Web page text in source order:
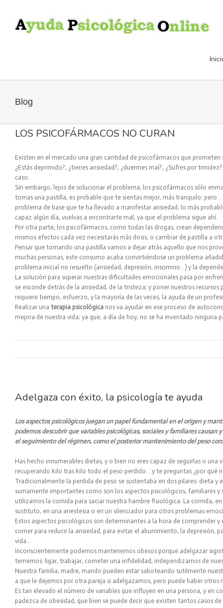
Blog
LOS PSICOFÁRMACOS NO CURAN
Existen en el mercado una gran cantidad de psicofármacos que
¿Estás deprimido?, ¿tienes ansiedad?, ¿duermes mal?, ¿Sufres por
caso.
Sin embargo, lejos de solucionar el problema, los psicofármacos sólo
tomas una pastilla, es probable que te sientas mejor, más tranquilo;
problema de base que te ha llevado a manifestar ansiedad, lo más
capaz algún día, vuelvas a encontrarte mal, ya que el problema sigue ahí.
Por otra parte, los psicofármacos, como todas las drogas, crean
mismos efectos cada vez necesitarás más dosis, o cambiar de pastilla a
Pensar que tomando una pastilla vamos a dejar atrás aquello que nos
muchas personas, este consumo acaba convirtiéndose un problema
problema inicial no resuelto (ansiedad, depresión, insomnio…) y la
La solución para superar nuestras dificultades emocionales pasa por
se esconde detrás de la ansiedad, de la tristeza; y poner nuestros recursos
requiere tiempo, esfuerzo, y la mayoría de las veces, la ayuda de un
Realizar una terapia psicológica nos va ayudar en ese proceso de
mejora de nuestra vida; ya que, a día de hoy, no se ha inventado ninguna
Adelgaza con éxito, la psicología te ayuda
Los aspectos psicológicos juegan un papel fundamental en el origen y
podemos descubrir que variables psicológicas, sociales y familiares
el seguimiento del régimen, como el posterior mantenimiento del peso
Has hecho innumerables dietas, y o bien no eres capaz de seguirlas o una
recuperando kilo tras kilo todo el peso perdido… y te preguntas ¿por qué
Tradicionalmente la perdida de peso se sustentaba en dos pilares: dieta
sumamente importantes como son los aspectos psicológicos, familiares y
utilizamos la comida para saciar nuestra hambre fisiológica. La comida,
sustituto, en una anestesia o en un silenciador para otros problemas
Estos aspectos psicológicos son determinantes a la hora de comprender y
comer para reducir la ansiedad, para evitar el aburrimiento, la depresión,
vida…
Inconscientemente podemos mantenernos obesos porque adelgazar
tememos: ligar, trabajar, cometer una infidelidad, independizarnos de
Nuestra familia, madre, marido pueden estar saboteando sutilmente
a que le dejemos por otra pareja si adelgazamos, pero puede haber otros
Es tan elevado el número de variables que influyen en una persona, y en
padezca de obesidad, que bien se puede decir que existen tantos casos